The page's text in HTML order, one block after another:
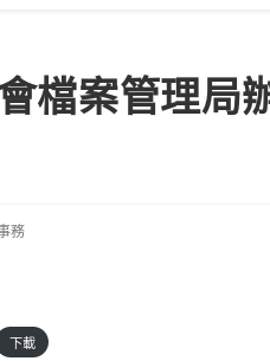
檔案管理
務
下載